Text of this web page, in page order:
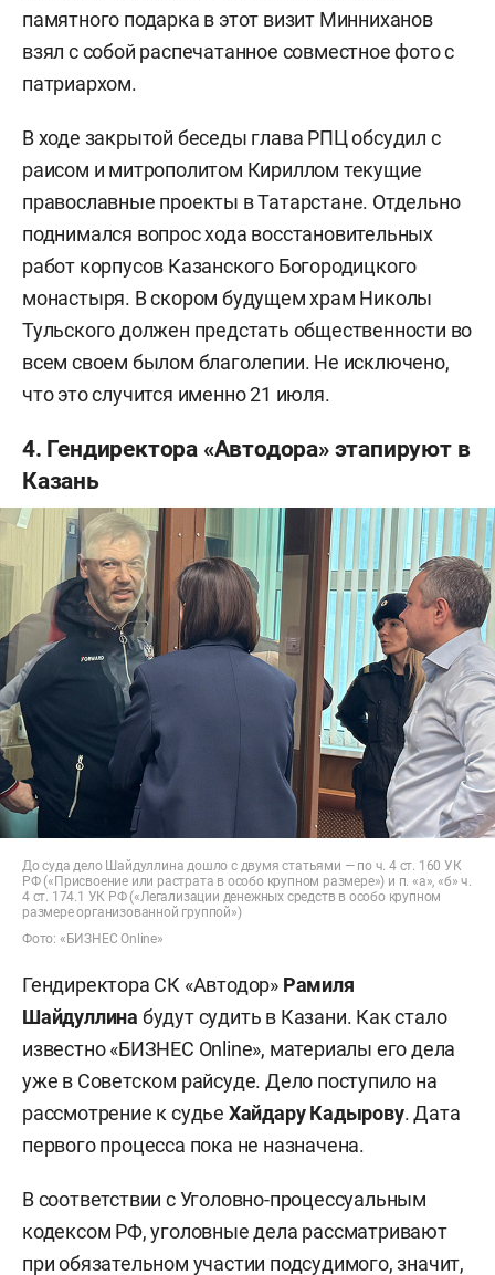
памятного подарка в этот визит Минниханов
взял с собой распечатанное совместное фото с
патриархом.
В ходе закрытой беседы глава РПЦ обсудил с
раисом и митрополитом Кириллом текущие
православные проекты в Татарстане. Отдельно
поднимался вопрос хода восстановительных
работ корпусов Казанского Богородицкого
монастыря. В скором будущем храм Николы
Тульского должен предстать общественности во
всем своем былом благолепии. Не исключено,
что это случится именно 21 июля.
4. Гендиректора «Автодора» этапируют в
Казань
До суда дело Шайдуллина дошло с двумя статьями — по ч. 4 ст. 160 УК
РФ («Присвоение или растрата в особо крупном размере») и п. «а», «б» ч.
4 ст. 174.1 УК РФ («Легализации денежных средств в особо крупном
размере организованной группой»)
Фото: «БИЗНЕС Online»
Гендиректора СК «Автодор» Рамиля
Шайдуллина будут судить в Казани. Как стало
известно «БИЗНЕС Online», материалы его дела
уже в Советском райсуде. Дело поступило на
рассмотрение к судье Хайдару Кадырову. Дата
первого процесса пока не назначена.
В соответствии с Уголовно-процессуальным
кодексом РФ, уголовные дела рассматривают
при обязательном участии подсудимого, значит,